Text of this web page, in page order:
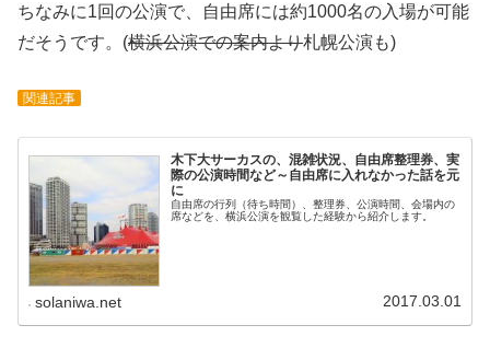
ちなみに1回の公演で、自由席には約1000名の入場が可能
だそうです。(横浜公演での案内より札幌公演も)
関連記事
木下大サーカスの、混雑状況、自由席整理券、実
際の公演時間など～自由席に入れなかった話を元
に
自由席の行列（待ち時間）、整理券、公演時間、会場内の
席などを、横浜公演を観覧した経験から紹介します。
solaniwa.net 2017.03.01